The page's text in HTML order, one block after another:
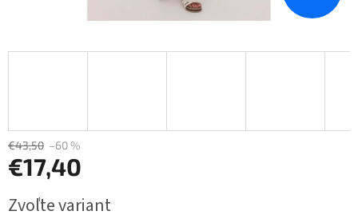
€43,50 –60 %
€17,40
cena:
Zvoľte variant